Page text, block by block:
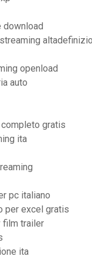
download
openload
auto
gratis
ita
pc italiano
per excel gratis
film trailer
ita